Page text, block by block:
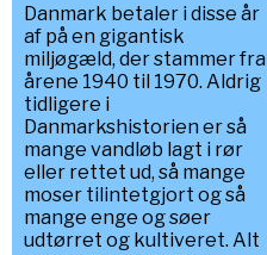
Danmark betaler i disse år
af på en gigantisk
miljøgæld, der stammer fra
årene 1940 til 1970. Aldrig
tidligere i
Danmarkshistorien er så
mange vandløb lagt i rør
eller rettet ud, så mange
moser tilintetgjort og så
mange enge og søer
udtørret og kultiveret. Alt